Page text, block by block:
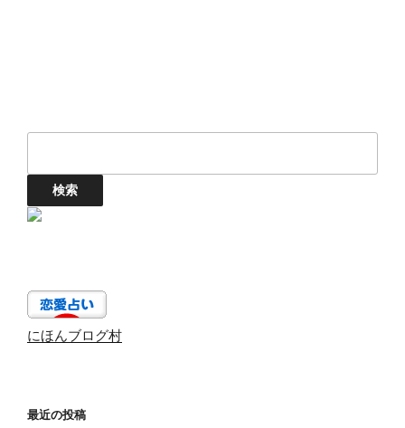
にほんブログ村
最近の投稿